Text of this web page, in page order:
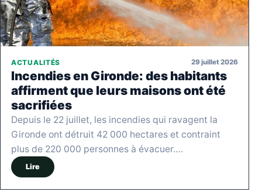
ACTUALITÉS 29 juillet 2026
Incendies en Gironde: des habitants
affirment que leurs maisons ont été
sacrifiées
Depuis le 22 juillet, les incendies qui ravagent la
Gironde ont détruit 42 000 hectares et contraint
plus de 220 000 personnes à évacuer.…
Lire